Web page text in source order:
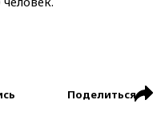
Поделиться